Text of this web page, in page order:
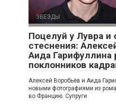
ЗВЕЗДЫ
Поцелуй у Лувра и
стеснения:
Аида Гарифуллина
поклонников
Алексей Воробьёв и Аида
новыми фотографиями из
во Францию. Супруги